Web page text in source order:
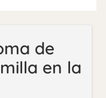
de
en la